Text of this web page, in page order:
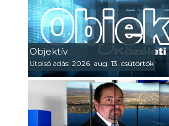
Objektív
Utolsó adás: 2026. aug. 13. csütörtök